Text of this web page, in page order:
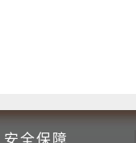
安全保障